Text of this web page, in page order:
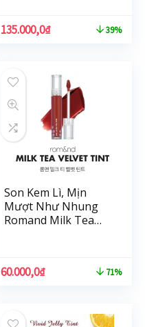
135.000,0₫ 39%
Son Kem Lì, Mịn
Mượt Như Nhung
Romand Milk Tea
60.000,0₫ 71%